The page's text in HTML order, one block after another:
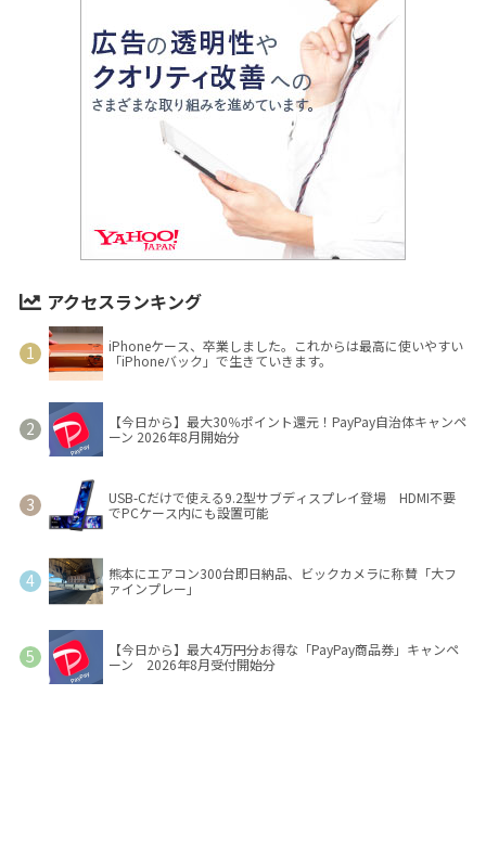
アクセスランキング
iPhoneケース、卒業しました。これからは最高に使いやすい
「iPhoneバック」で生きていきます。
【今日から】最大30％ポイント還元！PayPay自治体キャンペ
ーン 2026年8月開始分
USB-Cだけで使える9.2型サブディスプレイ登場 HDMI不要
でPCケース内にも設置可能
熊本にエアコン300台即日納品、ビックカメラに称賛「大フ
ァインプレー」
【今日から】最大4万円分お得な「PayPay商品券」キャンペ
ーン 2026年8月受付開始分